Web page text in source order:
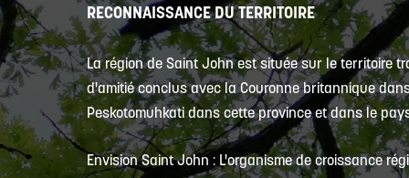
RECONNAISSANCE DU TERRITOIRE
La région de Saint John est située sur le territoire
d'amitié conclus avec la Couronne britannique
Peskotomuhkati dans cette province et dans le
Envision Saint John : L'organisme de croissance